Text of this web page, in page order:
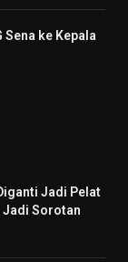
Sena ke Kepala
Jadi Pelat
Jadi Sorotan